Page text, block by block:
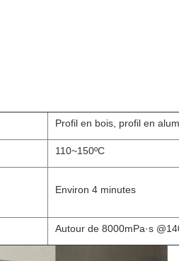
Profil en bois, profil en
110~150ºC
Environ 4 minutes
Autour de 8000mPa·s